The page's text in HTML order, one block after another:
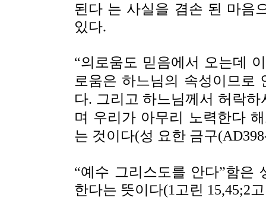
된다 는 사실을 겸손 된 마음
있다.
“의로움도 믿음에서 오는데
로움은 하느님의 속성이므로
다. 그리고 하느님께서 허락
며 우리가 아무리 노력한다
는 것이다(성 요한 금구
“예수 그리스도를 안다”함은
한다는 뜻이다(1고린 15,45;2